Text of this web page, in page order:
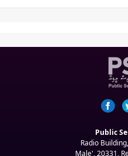
Public
Radio
Male', 20331,